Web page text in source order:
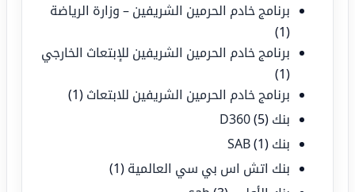
برنامج خادم الحرمين الشريفين – وزارة الرياضة
(1)
برنامج خادم الحرمين الشريفين للإبتعاث الخارجي
(1)
برنامج خادم الحرمين الشريفين للابتعاث (1)
بنك D360 (5)
بنك SAB (1)
بنك اتش اس بي سي العالمية (1)